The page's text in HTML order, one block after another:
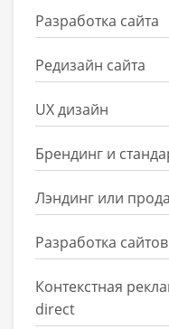
Разработка сайта
Редизайн сайта
UX дизайн
Брендинг и
Лэндинг или
Разработка
Контекстная
direct